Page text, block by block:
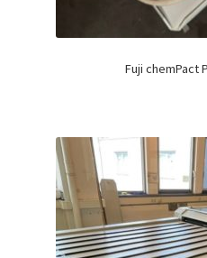
Fuji chemPact